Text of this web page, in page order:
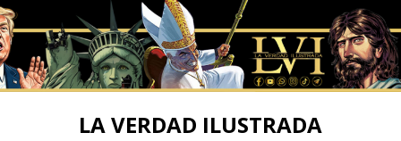
LA VERDAD ILUSTRADA